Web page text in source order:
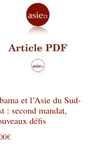
et l’Asie du Sud-
: second mandat,
défis
€